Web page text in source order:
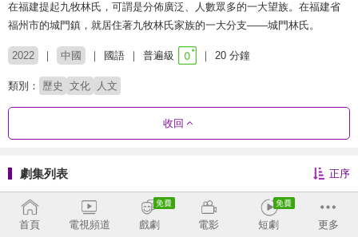
在福建提起九牧林氏，可謂是分佈廣泛、人數眾多的一大望族。在福建省
福州市的城門鎮，就居住著九牧林氏家族的一大分支——城門林氏。
2022 中國 國語 普遍級 20 分鐘
類別： 歷史 文化 人文
收回
劇集列表 正序
37 - 69
首頁
電視頻道 戲劇 電影 短劇 更多